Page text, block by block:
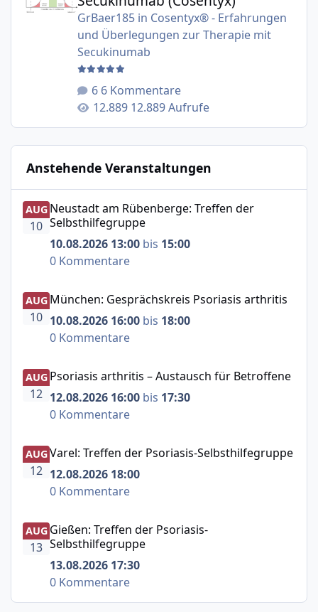
GrBaer185in Cosentyx® - Erfahrungen
und Überlegungen zur Therapie mit
Secukinumab
6 Kommentare
12.889 Aufrufe
Anstehende Veranstaltungen
Neustadt am Rübenberge: Treffen der Selbsthilfegruppe
AUG
10
Neustadt am Rübenberge: Treffen der
Selbsthilfegruppe
10.08.2026 13:00 bis 15:00
0 Kommentare
München: Gesprächskreis Psoriasis arthritis
AUG
10
München: Gesprächskreis Psoriasis arthritis
10.08.2026 16:00 bis 18:00
0 Kommentare
Psoriasis arthritis – Austausch für Betroffene
AUG
12
Psoriasis arthritis – Austausch für Betroffene
12.08.2026 16:00 bis 17:30
0 Kommentare
Varel: Treffen der Psoriasis-Selbsthilfegruppe
AUG
12
Varel: Treffen der Psoriasis-Selbsthilfegruppe
12.08.2026 18:00
0 Kommentare
Gießen: Treffen der Psoriasis-Selbsthilfegruppe
AUG
13
Gießen: Treffen der Psoriasis-
Selbsthilfegruppe
13.08.2026 17:30
0 Kommentare